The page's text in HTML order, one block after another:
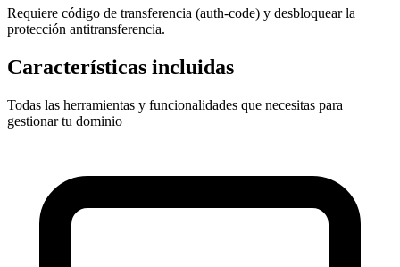
Requiere código de transferencia (auth-code) y desbloquear la
protección antitransferencia.
Características incluidas
Todas las herramientas y funcionalidades que necesitas para
gestionar tu dominio